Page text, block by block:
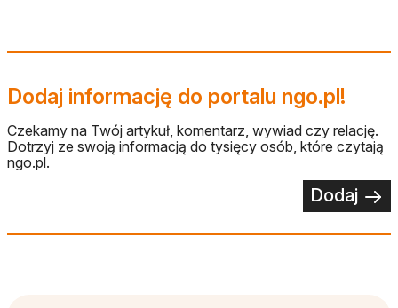
Dodaj informację do portalu ngo.pl!
Czekamy na Twój artykuł, komentarz, wywiad czy relację.
Dotrzyj ze swoją informacją do tysięcy osób, które czytają
ngo.pl.
Dodaj